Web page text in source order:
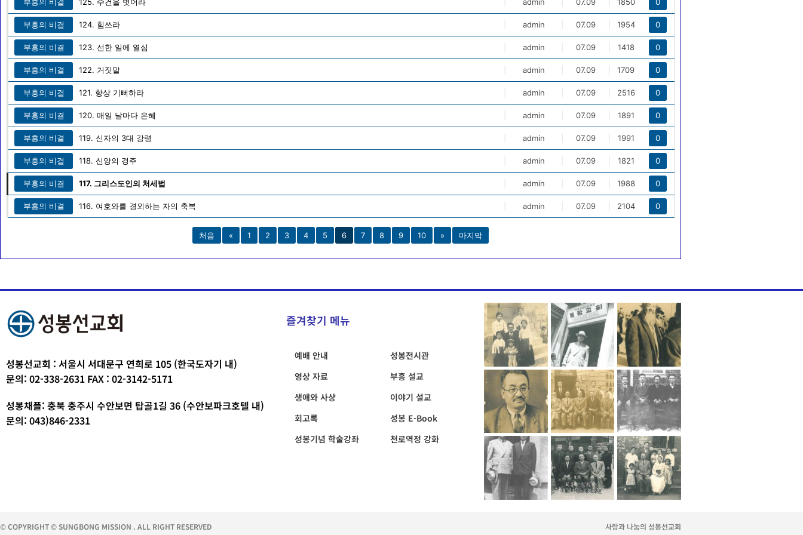
부흥의 비결 124. 힘쓰라 admin 07.09 1954 0
부흥의 비결 123. 선한 일에 열심 admin 07.09 1418 0
부흥의 비결 122. 거짓말 admin 07.09 1709 0
부흥의 비결 121. 항상 기뻐하라 admin 07.09 2516 0
부흥의 비결 120. 매일 날마다 은혜 admin 07.09 1891 0
부흥의 비결 119. 신자의 3대 강령 admin 07.09 1991 0
부흥의 비결 118. 신앙의 경주 admin 07.09 1821 0
부흥의 비결 117. 그리스도인의 처세법 admin 07.09 1988 0
부흥의 비결 116. 여호와를 경외하는 자의 축복 admin 07.09 2104 0
처음 « 1 2 3 4 5 6 7 8 9 10 » 마지막
성봉선교회 : 서울시 서대문구 연희로 105 (한국도자기 내)
문의: 02-338-2631 FAX : 02-3142-5171
성봉채플: 충북 충주시 수안보면 탑골1길 36 (수안보파크호텔 내)
문의: 043)846-2331
즐겨찾기 메뉴
예배 안내
영상 자료
생애와 사상
회고록
성봉기념 학술강좌
성봉전시관
부흥 설교
이야기 설교
성봉 E-Book
천로역정 강화
© COPYRIGHT © SUNGBONG MISSION . ALL RIGHT RESERVED 사랑과 나눔의 성봉선교회